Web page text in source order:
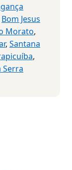
Bom Jesus
Morato,
, Santana
,
Serra